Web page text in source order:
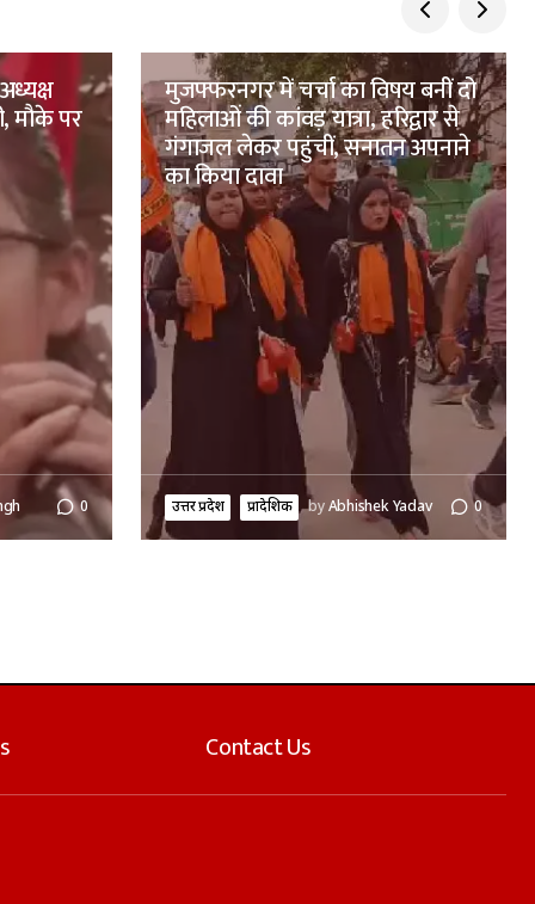
मौके पर
0
मुजफ्फरनगर में चर्चा का विषय बनीं दो
महिलाओं की कांवड़ यात्रा, हरिद्वार से
गंगाजल लेकर पहुंचीं, सनातन अपनाने
का किया दावा
उत्तर प्रदेश प्रादेशिक byAbhishek Yadav 0
Contact Us